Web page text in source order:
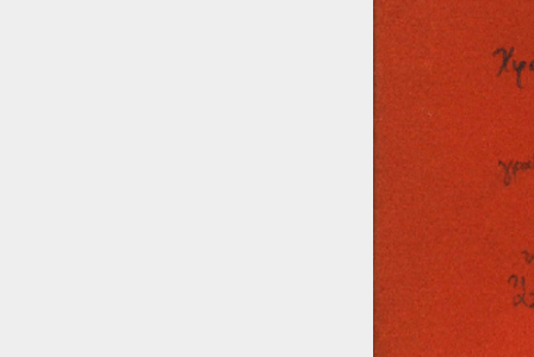
[Φωτογραφία] Φωτογραφία εγγράφου με ένδειξη
[Φωτογραφία] Φωτογραφία εγγράφου με ένδειξη
[Φωτογραφία] Φωτογραφία εγγράφου με ένδειξη
[Φωτογραφία] Φωτογραφία εγγράφου με ένδειξη
[Φωτογραφία] Φωτογραφία εγγράφου με το ποίημα του
[Φωτογραφία] Φωτογραφία ελαιογραφίας του Χρίστου
[Φωτογραφία] Φωτογραφία επιγραφής στο νέο
[Φωτογραφία] Φωτογραφία λειψάνου του δέντρου στο
[Φωτογραφία] Φωτογραφία λιθογραφίας του Φραγκίσκου
[Φωτογραφία] Φωτογραφία πίνακα αγνώστου με τον Θ.